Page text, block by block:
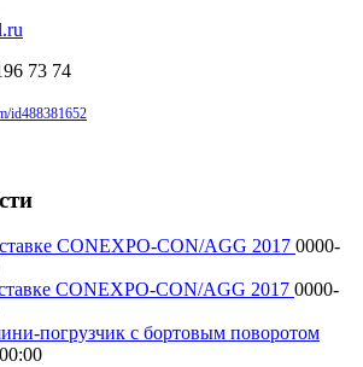
73 74
id488381652
CONEXPO-CON/AGG 2017 0000-
CONEXPO-CON/AGG 2017 0000-
погрузчик с бортовым поворотом